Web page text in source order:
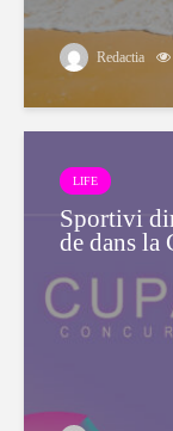
Redactia
LIFE
Sportivi
de dans